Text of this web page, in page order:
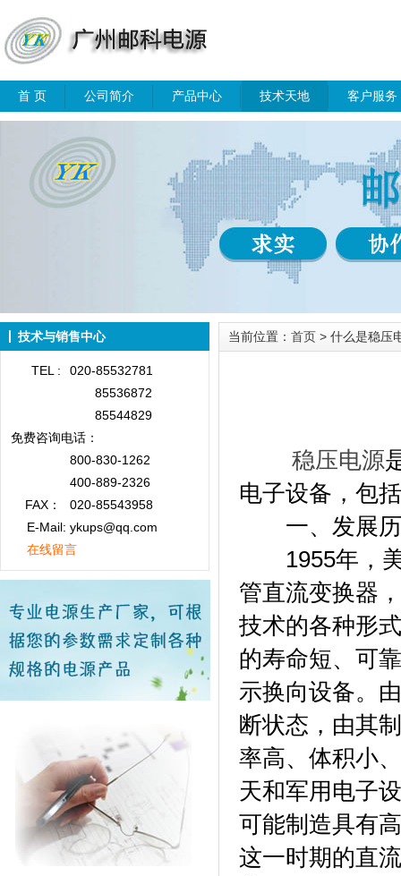
首 页 公司简介 产品中心 技术天地 客户服务
技术与销售中心
TEL :
020-85532781
85536872
85544829
免费咨询电话：
800-830-1262
400-889-2326
FAX：
020-85543958
E-Mail: ykups@qq.com
在线留言
当前位置： 首页 > 什么是稳压
稳压电源
电子设备，包
一、发展
1955年，美
管直流变换器
技术的各种形
的寿命短、可
示换向设备。
断状态，由其
率高、体积小
天和军用电子
可能制造具有
这一时期的直